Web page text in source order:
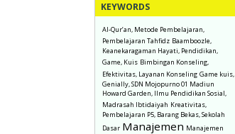
KEYWORDS
Al-Qur’an, Metode Pembelajaran,
Pembelajaran Tahfidz Baamboozle,
Keanekaragaman Hayati, Pendidikan,
Game, Kuis Bimbingan Konseling,
Efektivitas, Layanan Konseling Game kuis,
Genially, SDN Mojopurno 01 Madiun
Howard Garden, Ilmu Pendidikan Sosial,
Madrasah Ibtidaiyah Kreativitas,
Pembelajaran P5, Barang Bekas, Sekolah
Dasar Manajemen Manajemen